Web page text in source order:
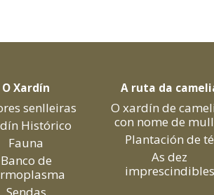
O Xardín
senlleiras
Histórico
Fauna
Banco de
A ruta da
O xardín de
con nome de
Plantación de té
As dez
imprescindibles